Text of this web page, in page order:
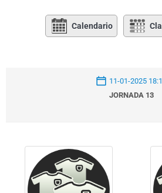
Calendario
11-01-2025
JORNADA 13